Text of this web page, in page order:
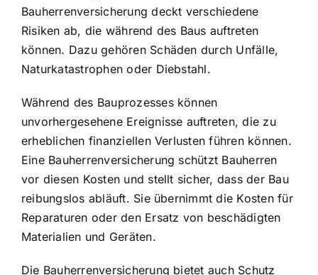
Bauherrenversicherung deckt verschiedene
Risiken ab, die während des Baus auftreten
können. Dazu gehören Schäden durch Unfälle,
Naturkatastrophen oder Diebstahl.
Während des Bauprozesses können
unvorhergesehene Ereignisse auftreten, die zu
erheblichen finanziellen Verlusten führen können.
Eine Bauherrenversicherung schützt Bauherren
vor diesen Kosten und stellt sicher, dass der Bau
reibungslos abläuft. Sie übernimmt die Kosten für
Reparaturen oder den Ersatz von beschädigten
Materialien und Geräten.
Die Bauherrenversicherung bietet auch Schutz